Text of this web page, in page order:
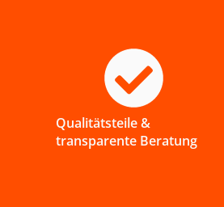
Qualitätsteile &
transparente Beratung